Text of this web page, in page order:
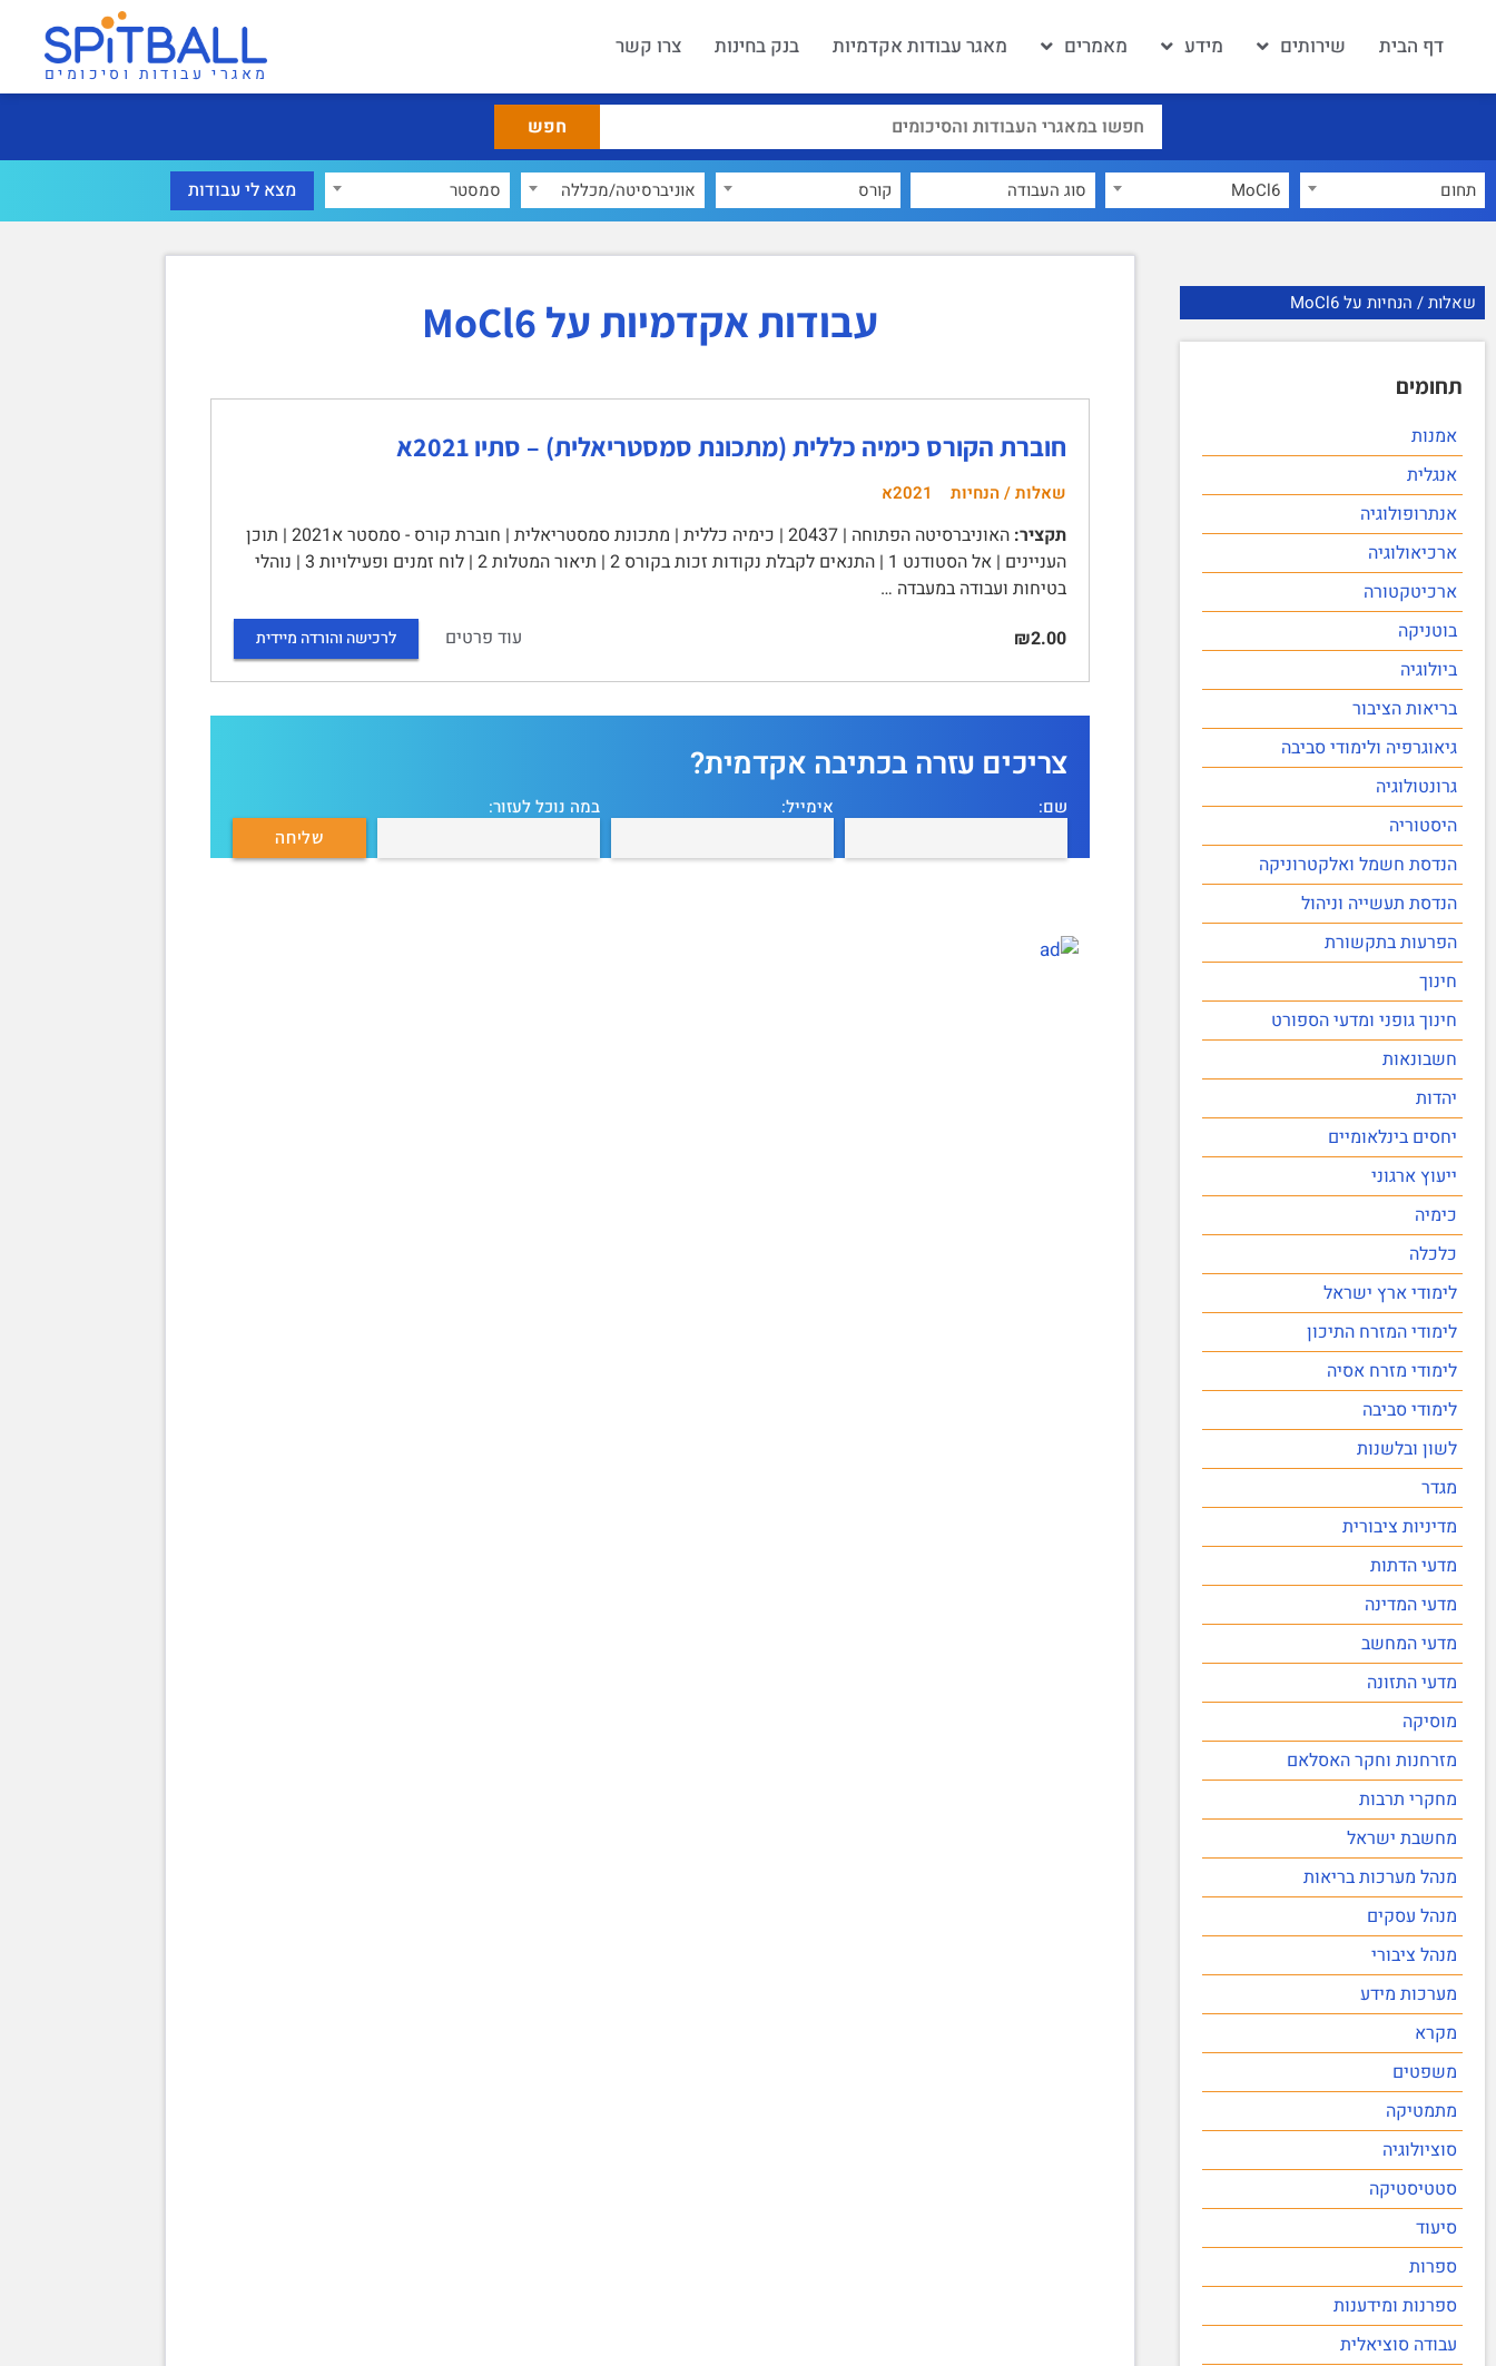
דף הבית שירותים מידע מאמרים מאגר עבודות אקדמיות בנק בחינות צרו קשר
מאגרי עבודות וסיכומים
תחום MoCl6 קורס אוניברסיטה/מכללה סמסטר
שאלות / הנחיות על MoCl6
תחומים
אמנות
אנגלית
אנתרופולוגיה
ארכיאולוגיה
ארכיטקטורה
בוטניקה
ביולוגיה
בריאות הציבור
גיאוגרפיה ולימודי סביבה
גרונטולוגיה
היסטוריה
הנדסת חשמל ואלקטרוניקה
הנדסת תעשייה וניהול
הפרעות בתקשורת
חינוך
חינוך גופני ומדעי הספורט
חשבונאות
יהדות
יחסים בינלאומיים
ייעוץ ארגוני
כימיה
כלכלה
לימודי ארץ ישראל
לימודי המזרח התיכון
לימודי מזרח אסיה
לימודי סביבה
לשון ובלשנות
מגדר
מדיניות ציבורית
מדעי הדתות
מדעי המדינה
מדעי המחשב
מדעי התזונה
מוסיקה
מזרחנות וחקר האסלאם
מחקרי תרבות
מחשבת ישראל
מנהל מערכות בריאות
מנהל עסקים
מנהל ציבורי
מערכות מידע
מקרא
משפטים
מתמטיקה
סוציולוגיה
סטטיסטיקה
סיעוד
ספרות
ספרנות ומידענות
עבודה סוציאלית
עבודות אקדמיות על MoCl6
חוברת הקורס כימיה כללית (מתכונת סמסטריאלית) – סתיו 2021א
שאלות / הנחיות 2021א
תקציר:
האוניברסיטה הפתוחה | 20437 | כימיה כללית | מתכונת סמסטריאלית | חוברת קורס - סמסטר א2021 | תוכן
העניינים | אל הסטודנט 1 | התנאים לקבלת נקודות זכות בקורס 2 | תיאור המטלות 2 | לוח זמנים ופעילויות 3 | נוהלי
בטיחות ועבודה במעבדה …
₪2.00
עוד פרטים לרכישה והורדה מיידית
צריכים עזרה בכתיבה אקדמית?
שם: אימייל: במה נוכל לעזור: